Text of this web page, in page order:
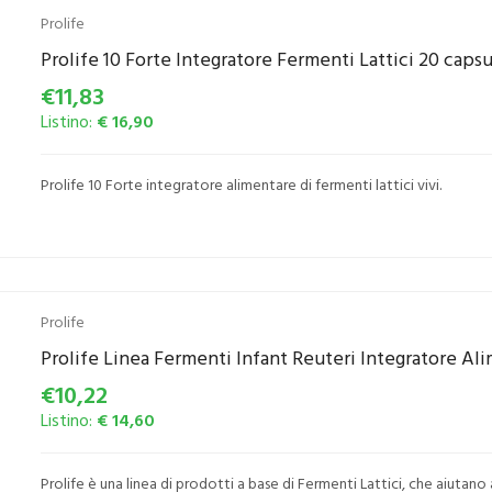
Prolife
Prolife 10 Forte Integratore Fermenti Lattici 20
€11,83
Listino: € 16,90
Prolife 10 Forte integratore alimentare di fermenti lattici vivi.
Prolife
Prolife Linea Fermenti Infant Reuteri Integratore
€10,22
Listino: € 14,60
Prolife è una linea di prodotti a base di Fermenti Lattici, che